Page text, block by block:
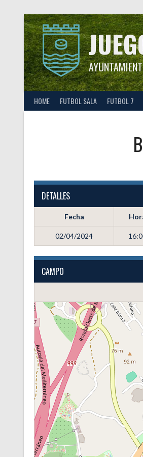
contenido
HOME FUTBOL SALA FUTBOL 7
DETALLES
Fecha
02/04/2024
CAMPO